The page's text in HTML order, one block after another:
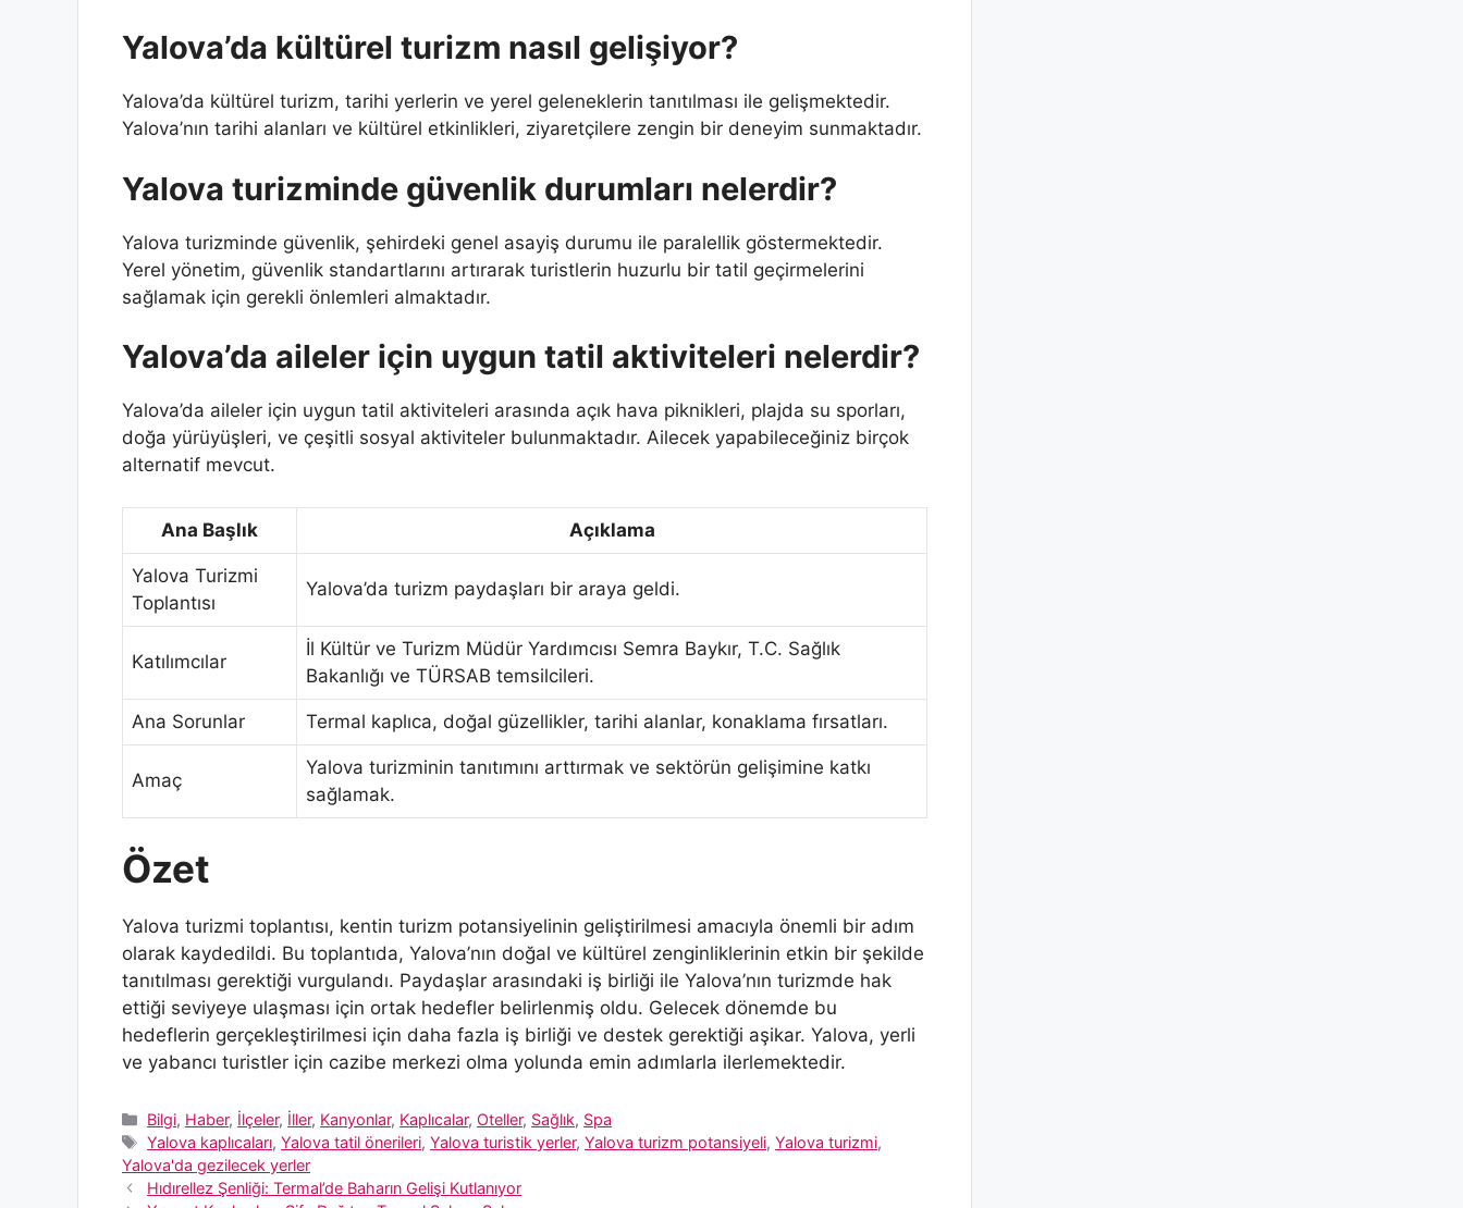
Yalova’da kültürel turizm nasıl gelişiyor?
Yalova’da kültürel turizm, tarihi yerlerin ve yerel geleneklerin tanıtılması ile gelişmektedir.
Yalova’nın tarihi alanları ve kültürel etkinlikleri, ziyaretçilere zengin bir deneyim sunmaktadır.
Yalova turizminde güvenlik durumları nelerdir?
Yalova turizminde güvenlik, şehirdeki genel asayiş durumu ile paralellik göstermektedir.
Yerel yönetim, güvenlik standartlarını artırarak turistlerin huzurlu bir tatil geçirmelerini
sağlamak için gerekli önlemleri almaktadır.
Yalova’da aileler için uygun tatil aktiviteleri nelerdir?
Yalova’da aileler için uygun tatil aktiviteleri arasında açık hava piknikleri, plajda su sporları,
doğa yürüyüşleri, ve çeşitli sosyal aktiviteler bulunmaktadır. Ailecek yapabileceğiniz birçok
alternatif mevcut.
Ana Başlık Açıklama
Yalova Turizmi
Toplantısı
Yalova’da turizm paydaşları bir araya geldi.
Katılımcılar
İl Kültür ve Turizm Müdür Yardımcısı Semra Baykır, T.C. Sağlık
Bakanlığı ve TÜRSAB temsilcileri.
Ana Sorunlar Termal kaplıca, doğal güzellikler, tarihi alanlar, konaklama fırsatları.
Amaç
Yalova turizminin tanıtımını arttırmak ve sektörün gelişimine katkı
sağlamak.
Özet
Yalova turizmi toplantısı, kentin turizm potansiyelinin geliştirilmesi amacıyla önemli bir adım
olarak kaydedildi. Bu toplantıda, Yalova’nın doğal ve kültürel zenginliklerinin etkin bir şekilde
tanıtılması gerektiği vurgulandı. Paydaşlar arasındaki iş birliği ile Yalova’nın turizmde hak
ettiği seviyeye ulaşması için ortak hedefler belirlenmiş oldu. Gelecek dönemde bu
hedeflerin gerçekleştirilmesi için daha fazla iş birliği ve destek gerektiği aşikar. Yalova, yerli
ve yabancı turistler için cazibe merkezi olma yolunda emin adımlarla ilerlemektedir.
Kategoriler
Bilgi, Haber, İlçeler, İller, Kanyonlar, Kaplıcalar, Oteller, Sağlık, Spa
Etiketler
Yalova kaplıcaları,Yalova tatil önerileri,Yalova turistik yerler,Yalova turizm potansiyeli,Yalova turizmi,
Yalova'da gezilecek yerler
Hıdırellez Şenliği: Termal’de Baharın Gelişi Kutlanıyor